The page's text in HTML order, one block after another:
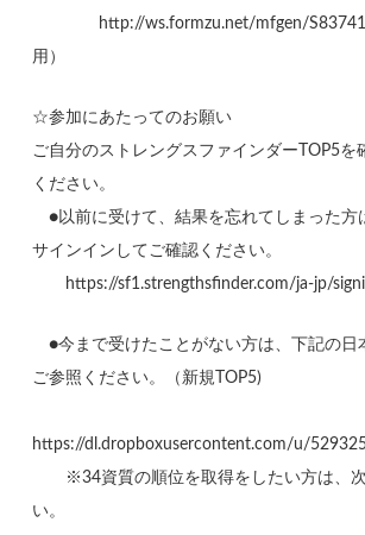
http://ws.formzu.net/mfgen/
用）
☆参加にあたってのお願い
ご自分のストレングスファインダーTOP5を
ください。
●以前に受けて、結果を忘れてしまった方
サインインしてご確認ください。
https://sf1.strengthsfinder.com/ja-jp/
●今まで受けたことがない方は、下記の日
ご参照ください。（新規TOP5)
https://dl.dropboxusercontent.com/u/
※34資質の順位を取得をしたい方は、次
い。